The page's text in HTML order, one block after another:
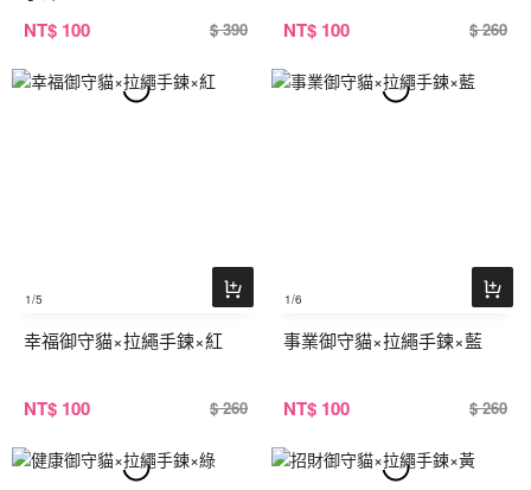
NT$ 100 $ 390 NT$ 100 $ 260
1/5
幸福御守貓×拉繩手鍊×紅
NT$ 100 $ 260
1/6
事業御守貓×拉繩手鍊×藍
NT$ 100 $ 260